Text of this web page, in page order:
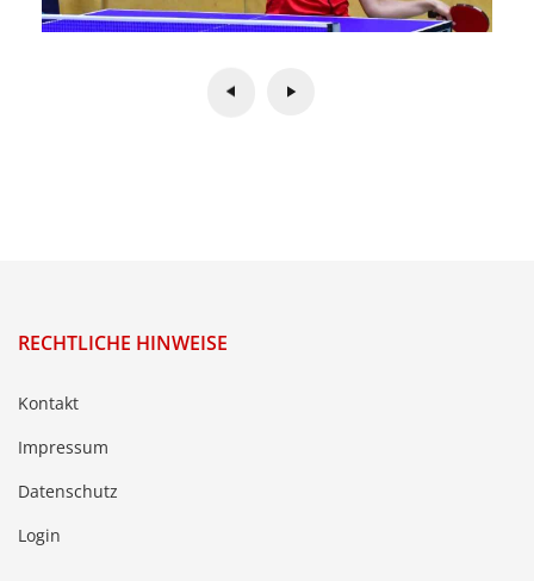
RECHTLICHE HINWEISE
Kontakt
Impressum
Datenschutz
Login